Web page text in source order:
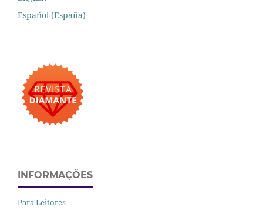
Español (España)
INFORMAÇÕES
Para Leitores